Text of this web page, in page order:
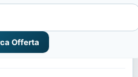
Offerta